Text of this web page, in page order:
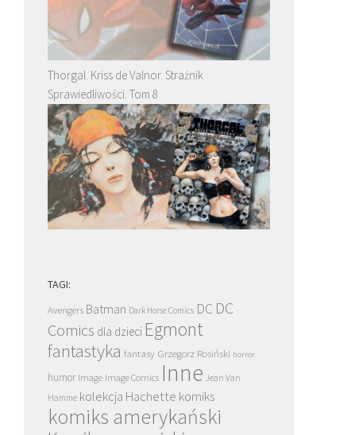
Thorgal. Kriss de Valnor. Strażnik
Sprawiedliwości. Tom 8
TAGI:
Avengers Batman Dark Horse Comics DC DC
Comics dla dzieci Egmont
fantastyka fantasy Grzegorz Rosiński horror
humor Image Image Comics Inne Jean Van
Hamme kolekcja Hachette komiks
komiks amerykański